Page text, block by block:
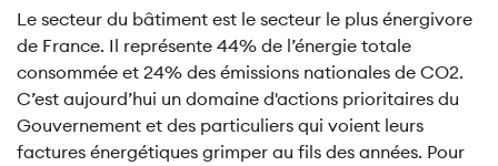
Le secteur du bâtiment est le secteur le plus énergivore
de France. Il représente 44% de l’énergie totale
consommée et 24% des émissions nationales de CO2.
C’est aujourd’hui un domaine d'actions prioritaires du
Gouvernement et des particuliers qui voient leurs
factures énergétiques grimper au fils des années. Pour